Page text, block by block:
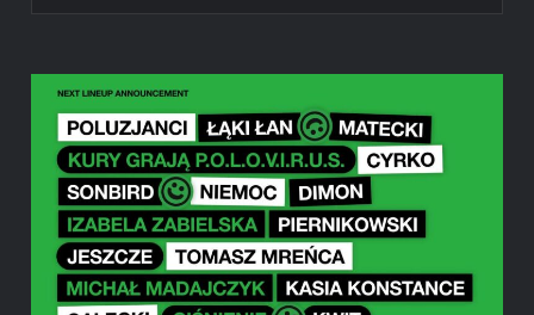
nowym
z
albumu
MTV
UNPLUGGED